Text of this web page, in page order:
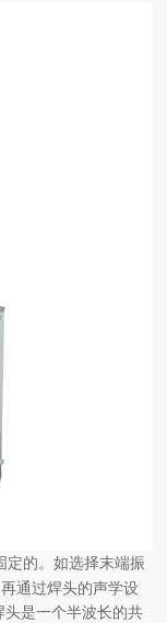
定的。如选择末端振
通过焊头的声学设
是一个半波长的共